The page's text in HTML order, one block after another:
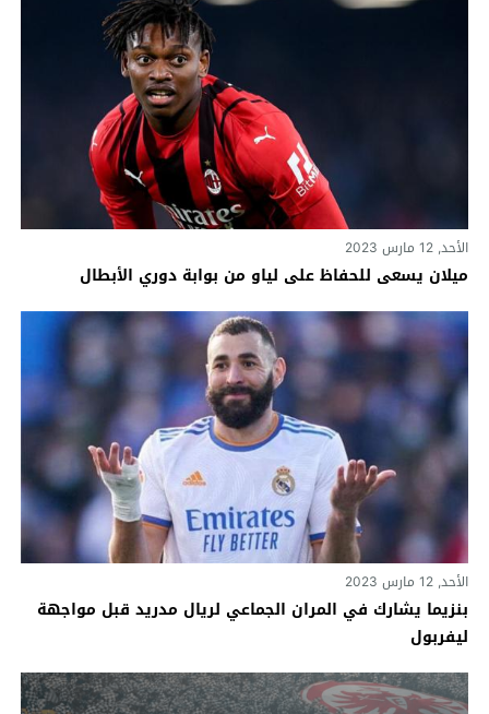
الأحد, 12 مارس 2023
ميلان يسعى للحفاظ على لياو من بوابة دوري الأبطال
الأحد, 12 مارس 2023
بنزيما يشارك في المران الجماعي لريال مدريد قبل مواجهة
ليفربول